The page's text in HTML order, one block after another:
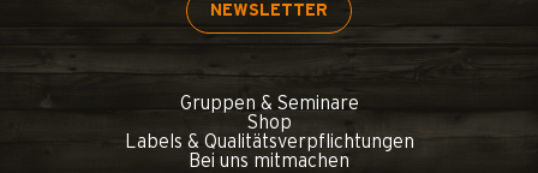
NEWSLETTER
Gruppen & Seminare
Shop
Labels & Qualitätsverpflichtungen
Bei uns mitmachen